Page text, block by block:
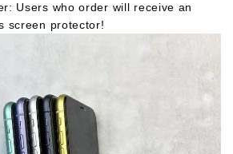
Users who order will receive an
screen protector!